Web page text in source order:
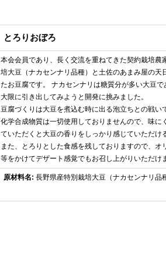
とろりおぼろ
本会会員であり、長く交流を重ねてきた契約栽培農
培大豆（ナカセンナリ品種）と土佐のあまみ屋の天
たお豆腐です。 ナカセンナリは糖質分が多い大豆
大限に引き出してみようと開発に挑みました。
豆腐づくりは大豆を煮込む時に出る泡立ちとの戦い
化学合成物質は一切使用しておりませんので、味に
ていただくと大豆の香りをしっかり感じていただけ
また、とろりとした食感を残しておりますので、オ
等をかけてデザート感覚でもお召し上がりいただけ
原材料名: 長野県産特別栽培大豆（ナカセンナリ品